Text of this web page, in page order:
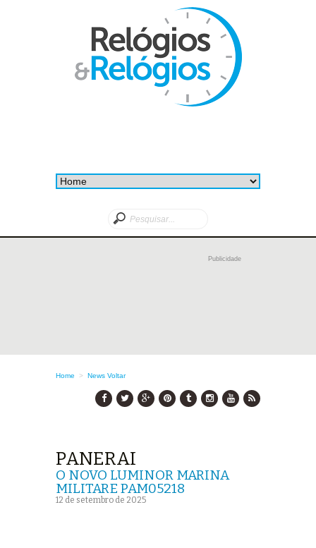
Publicidade
Home > News Voltar
PANERAI
O NOVO LUMINOR MARINA
MILITARE PAM05218
12 de setembro de 2025